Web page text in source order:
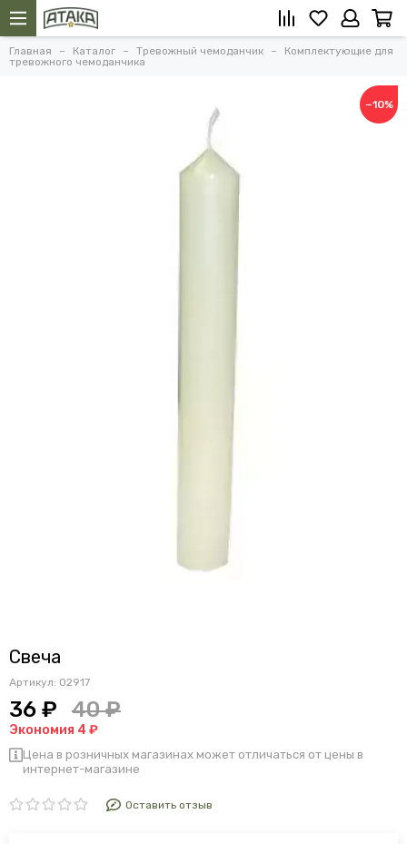
Главная Каталог Тревожный чемоданчик
Комплектующие для
тревожного чемоданчика
−10%
Свеча
Артикул: 02917
36 ₽ 40 ₽
Экономия 4 ₽
Цена в розничных магазинах может отличаться от цены в
интернет-магазине
Оставить отзыв